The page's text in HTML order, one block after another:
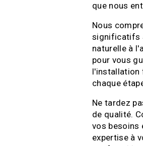
que nous
Nous
significatifs
naturelle à
pour vous
l'installation
chaque
Ne tardez
de qualité.
vos besoins
expertise à